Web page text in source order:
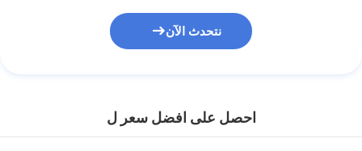
نتحدث الآن
احصل على افضل سعر ل